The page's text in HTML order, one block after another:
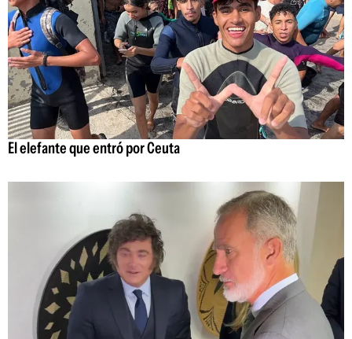
El elefante que entró por Ceuta